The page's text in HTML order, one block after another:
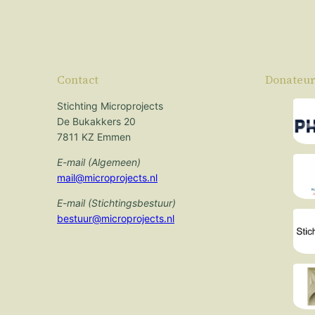
Contact
Stichting Microprojects
De Bukakkers 20
7811 KZ Emmen
E-mail (Algemeen)
mail@microprojects.nl
E-mail (Stichtingsbestuur)
bestuur@microprojects.nl